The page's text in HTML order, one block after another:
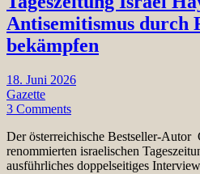
Antisemitismus durch
bekämpfen
18. Juni 2026
Gazette
3 Comments
Der österreichische Bestseller-Autor
renommierten israelischen
ausführliches doppelseitiges